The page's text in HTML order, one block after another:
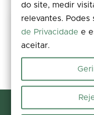
Mantém este
terreno? Reporta a
corrigi-la.
do site, medir
relevantes. Podes
de Privacidade e
aceitar.